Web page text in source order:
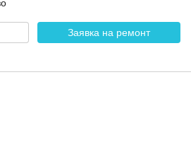
Заявка на ремонт